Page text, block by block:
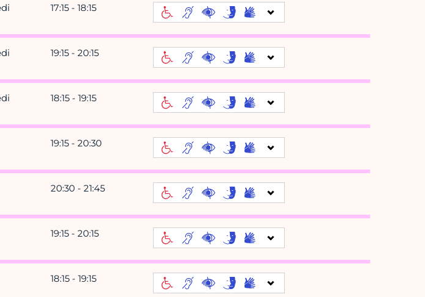
17:15 - 18:15
19:15 - 20:15
18:15 - 19:15
19:15 - 20:30
20:30 - 21:45
19:15 - 20:15
18:15 - 19:15